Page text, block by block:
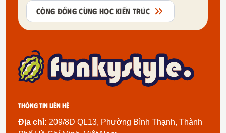
CỘNG ĐỒNG CÙNG HỌC KIẾN TRÚC
Thông tin liên hệ
Địa chỉ: 209/8D QL13, Phường Bình Thạnh, Thành